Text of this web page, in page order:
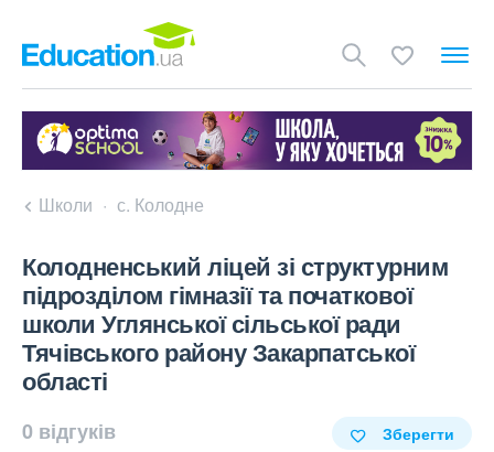
Школи с. Колодне
Колодненський ліцей зі структурним
підрозділом гімназії та початкової
школи Углянської сільської ради
Тячівського району Закарпатської
області
0 відгуків Зберегти